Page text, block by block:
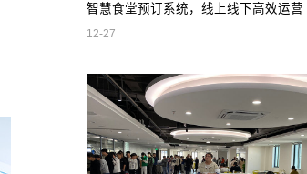
智慧食堂预订系统，线上线下高效运营
12-27